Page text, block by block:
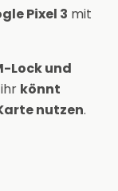
Pixel 3 mit
Lock und
ihr könnt
nutzen.